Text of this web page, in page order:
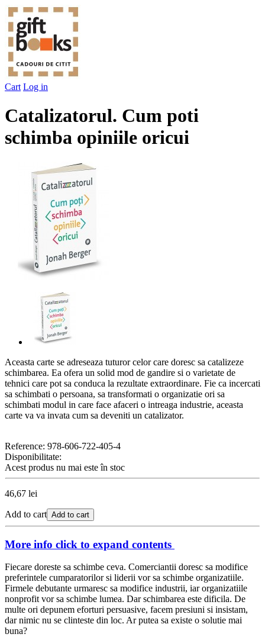
Cart Log in
Catalizatorul. Cum poti
schimba opiniile oricui
Aceasta carte se adreseaza tuturor celor care doresc sa catalizeze
schimbarea. Ea ofera un solid mod de gandire si o varietate de
tehnici care pot sa conduca la rezultate extraordinare. Fie ca incercati
sa schimbati o persoana, sa transformati o organizatie ori sa
schimbati modul in care face afaceri o intreaga industrie, aceasta
carte va va invata cum sa deveniti un catalizator.
Reference: 978-606-722-405-4
Disponibilitate:
Acest produs nu mai este în stoc
46,67 lei
Add to cart Add to cart
More info click to expand contents
Fiecare doreste sa schimbe ceva. Comerciantii doresc sa modifice
preferintele cumparatorilor si liderii vor sa schimbe organizatiile.
Firmele debutante urmaresc sa modifice industrii, iar organizatiile
nonprofit vor sa schimbe lumea. Dar schimbarea este dificila. De
multe ori depunem eforturi persuasive, facem presiuni si insistam,
dar nimic nu se clinteste din loc. Ar putea sa existe o solutie mai
buna?